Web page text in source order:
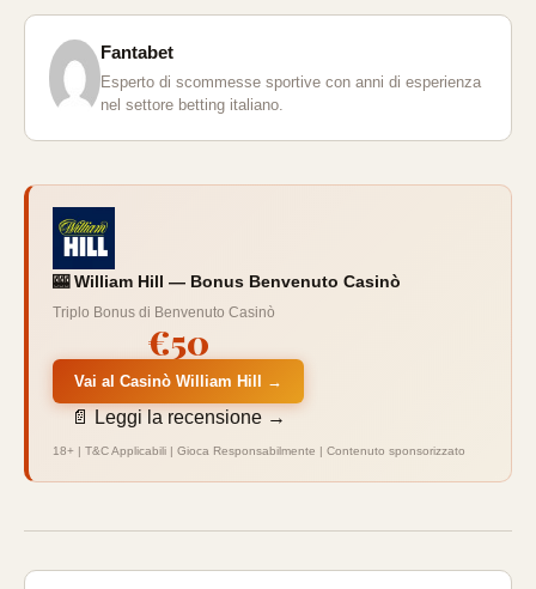
Fantabet
Esperto di scommesse sportive con anni di esperienza
nel settore betting italiano.
🎰 William Hill — Bonus Benvenuto Casinò
Triplo Bonus di Benvenuto Casinò
€50
Vai al Casinò William Hill →
📄 Leggi la recensione →
18+ | T&C Applicabili | Gioca Responsabilmente | Contenuto sponsorizzato